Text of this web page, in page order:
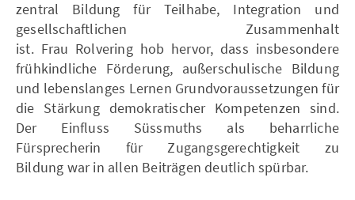
zentral Bildung für Teilhabe, Integration und
gesellschaftlichen Zusammenhalt
ist. Frau Rolvering hob hervor, dass insbesondere
frühkindliche Förderung, außerschulische Bildung
und lebenslanges Lernen Grundvoraussetzungen für
die Stärkung demokratischer Kompetenzen sind.
Der Einfluss Süssmuths als beharrliche
Fürsprecherin für Zugangsgerechtigkeit zu
Bildung war in allen Beiträgen deutlich spürbar.